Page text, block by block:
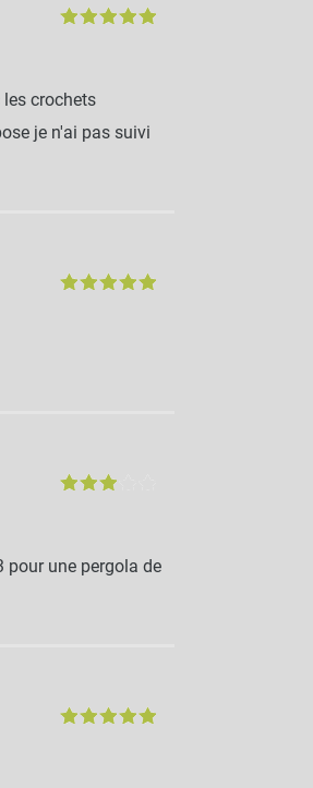
crochets
je n'ai pas suivi
pour une pergola de